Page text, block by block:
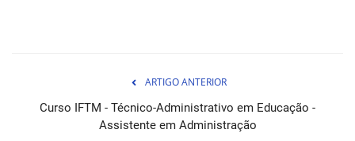
ARTIGO ANTERIOR
Curso IFTM - Técnico-Administrativo em Educação -
Assistente em Administração